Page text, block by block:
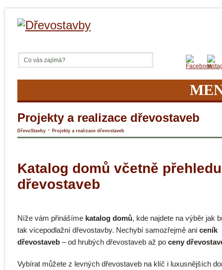
Projekty a realizace dřevostaveb
DřevoStavby › Projekty a realizace dřevostaveb
Katalog domů včetně
dřevostaveb
Níže vám přinášíme katalog domů, kde najdete na výběr jak
tak vícepodlažní dřevostavby. Nechybí samozřejmě ani ceník
dřevostaveb – od hrubých dřevostaveb až po ceny
Vybírat můžete z levných dřevostaveb na klíč i luxusnějších